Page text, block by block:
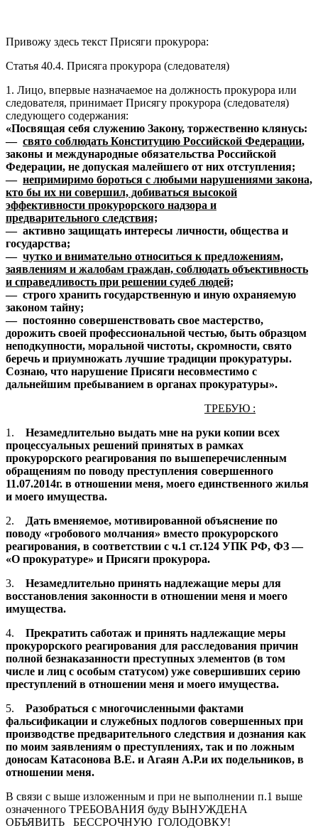
Привожу здесь текст Присяги прокурора:
Статья 40.4. Присяга прокурора (следователя)
1. Лицо, впервые назначаемое на должность прокурора или
следователя, принимает Присягу прокурора (следователя)
следующего содержания:
«Посвящая себя служению Закону, торжественно клянусь:
— свято соблюдать Конституцию Российской Федерации,
законы и международные обязательства Российской
Федерации, не допуская малейшего от них отступления;
— непримиримо бороться с любыми нарушениями закона,
кто бы их ни совершил, добиваться высокой
эффективности прокурорского надзора и
предварительного следствия;
— активно защищать интересы личности, общества и
государства;
— чутко и внимательно относиться к предложениям,
заявлениям и жалобам граждан, соблюдать объективность
и справедливость при решении судеб людей;
— строго хранить государственную и иную охраняемую
законом тайну;
— постоянно совершенствовать свое мастерство,
дорожить своей профессиональной честью, быть образцом
неподкупности, моральной чистоты, скромности, свято
беречь и приумножать лучшие традиции прокуратуры.
Сознаю, что нарушение Присяги несовместимо с
дальнейшим пребыванием в органах прокуратуры».
ТРЕБУЮ :
1. Незамедлительно выдать мне на руки копии всех
процессуальных решений принятых в рамках
прокурорского реагирования по вышеперечисленным
обращениям по поводу преступления совершенного
11.07.2014г. в отношении меня, моего единственного жилья
и моего имущества.
2.
Дать вменяемое, мотивированной объяснение по
поводу «гробового молчания» вместо прокурорского
реагирования, в соответствии с ч.1 ст.124 УПК РФ, ФЗ —
«О прокуратуре» и Присяги прокурора.
3. Незамедлительно принять надлежащие меры для
восстановления законности в отношении меня и моего
имущества.
4. Прекратить саботаж и принять надлежащие меры
прокурорского реагирования для расследования причин
полной безнаказанности преступных элементов (в том
числе и лиц с особым статусом) уже совершивших серию
преступлений в отношении меня и моего имущества.
5. Разобраться с многочисленными фактами
фальсификации и служебных подлогов совершенных при
производстве предварительного следствия и дознания как
по моим заявлениям о преступлениях, так и по ложным
доносам Катасонова В.Е. и Агаян А.Р.и их подельников, в
отношении меня.
В связи с выше изложенным и при не выполнении п.1 выше
означенного ТРЕБОВАНИЯ буду ВЫНУЖДЕНА
ОБЪЯВИТЬ БЕССРОЧНУЮ ГОЛОДОВКУ!